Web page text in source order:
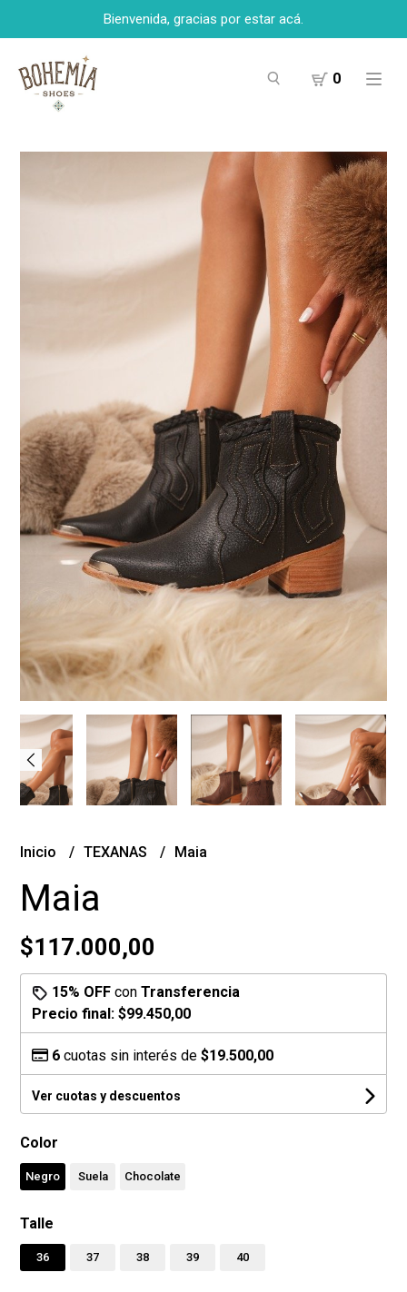
Bienvenida, gracias por estar acá.
0
Inicio TEXANAS Maia
Maia
$117.000,00
15% OFF conTransferencia
Precio final:$99.450,00
6 cuotas sin interés de$19.500,00
Ver cuotas y descuentos
Color
Negro Suela Chocolate
Talle
36 37 38 39 40